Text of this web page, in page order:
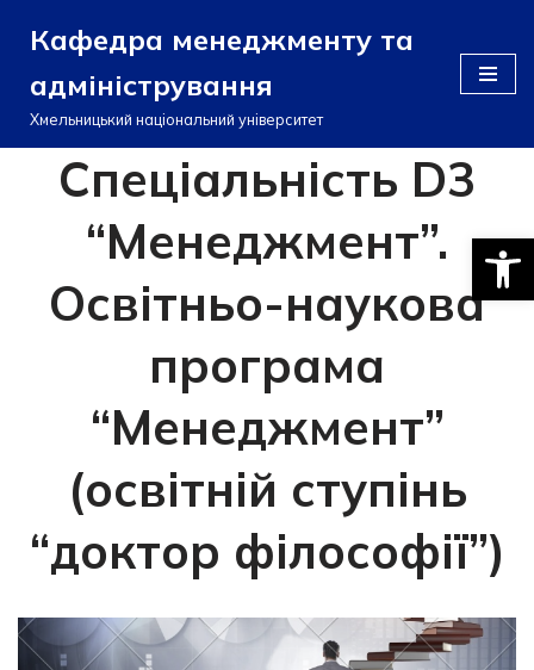
Перейти
до
вмісту
Кафедра менеджменту та
адміністрування
Хмельницький національний університет
Спеціальність D3
“Менеджмент”.
Освітньо-наукова
програма
“Менеджмент”
(освітній ступінь
“доктор філософії”)